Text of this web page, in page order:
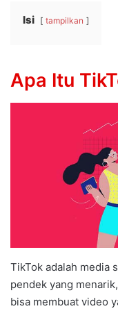
Isi tampilkan
Apa Itu
TikTok adalah media
pendek yang
bisa membuat video